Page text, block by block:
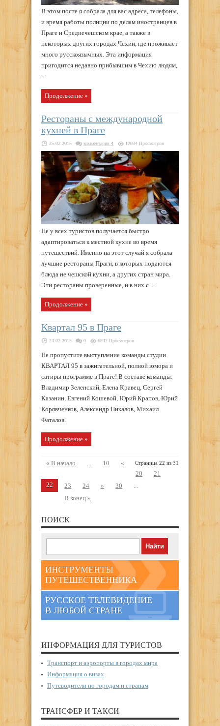
В этом посте я собрала для вас адреса, телефоны,
и время работы полиции по делам иностранцев в
Праге и Среднечешском крае, а также в
некоторых других городах Чехии, где проживает
много русскоязычных. Эта информация
пригодится недавно прибывшим в Чехию людям,
...
Продолжение »
Рестораны с международной
кухней в Праге
25.02.2015 комментария 4 12034 Просмотров
Не у всех туристов получается быстро
адаптироваться к местной кухне во время
путешествий. Именно на этот случай я собрала
лучшие рестораны Праги, в которых подаются
блюда не чешской кухни, а других стран мира.
Эти рестораны проверенные, и в них с ...
Продолжение »
Квартал 95 в Праге
24.02.2015 0 6942 Просмотров
Не пропустите выступление команды студии
КВАРТАЛ 95 в зажигательной, полной юмора и
сатиры программе в Праге! В составе команды:
Владимир Зеленский, Елена Кравец, Сергей
Казанин, Евгений Кошевой, Юрий Крапов, Юрий
Корявченков, Александр Пикалов, Михаил
Фаталов.
Продолжение »
Страница 22 из 31
« В начало ... 10
«
20
21
22
23 24 » 30
...
В конец »
ПОИСК
ИНСТРУМЕНТЫ
ПУТЕШЕСТВЕННИКА
РУССКОЕ ТЕЛЕВИДЕНИЕ
В ЛЮБОЙ СТРАНЕ
ИНФОРМАЦИЯ ДЛЯ ТУРИСТОВ
Транспорт и аэропорты в городах мира
Информация о визах
Путеводители по городам и странам
ТРАНСФЕР И ТАКСИ